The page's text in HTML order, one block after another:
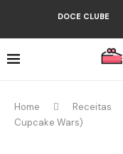
DOCE CLUBE
Home Receitas
Cupcake Wars)